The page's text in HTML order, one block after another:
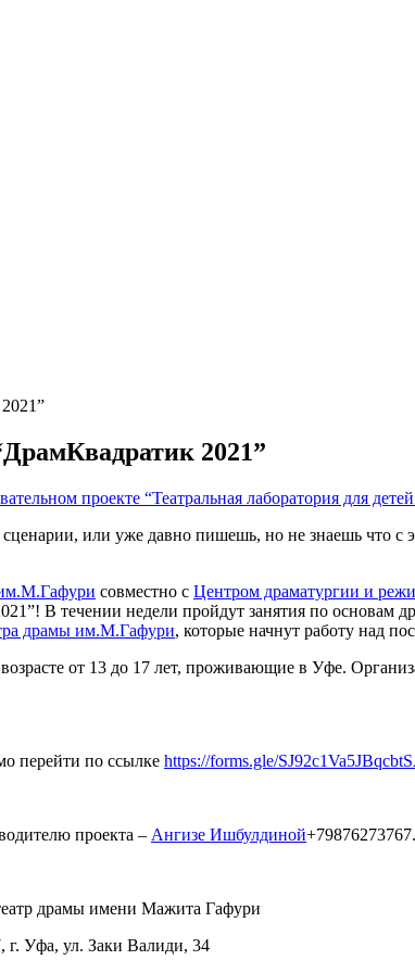
2021”
проекте “Театральная лаборатория для
или уже давно пишешь, но не знаешь что с
совместно с Центром драматургии и
В течении недели пройдут занятия по
драмы им.М.Гафури, которые начнут работу над
от 13 до 17 лет, проживающие в Уфе.
перейти по ссылке https://forms.gle/
проекта – Ангизе Ишбулдиной+79876273767.
драмы имени Мажита Гафури
г. Уфа, ул. Заки Валиди, 34